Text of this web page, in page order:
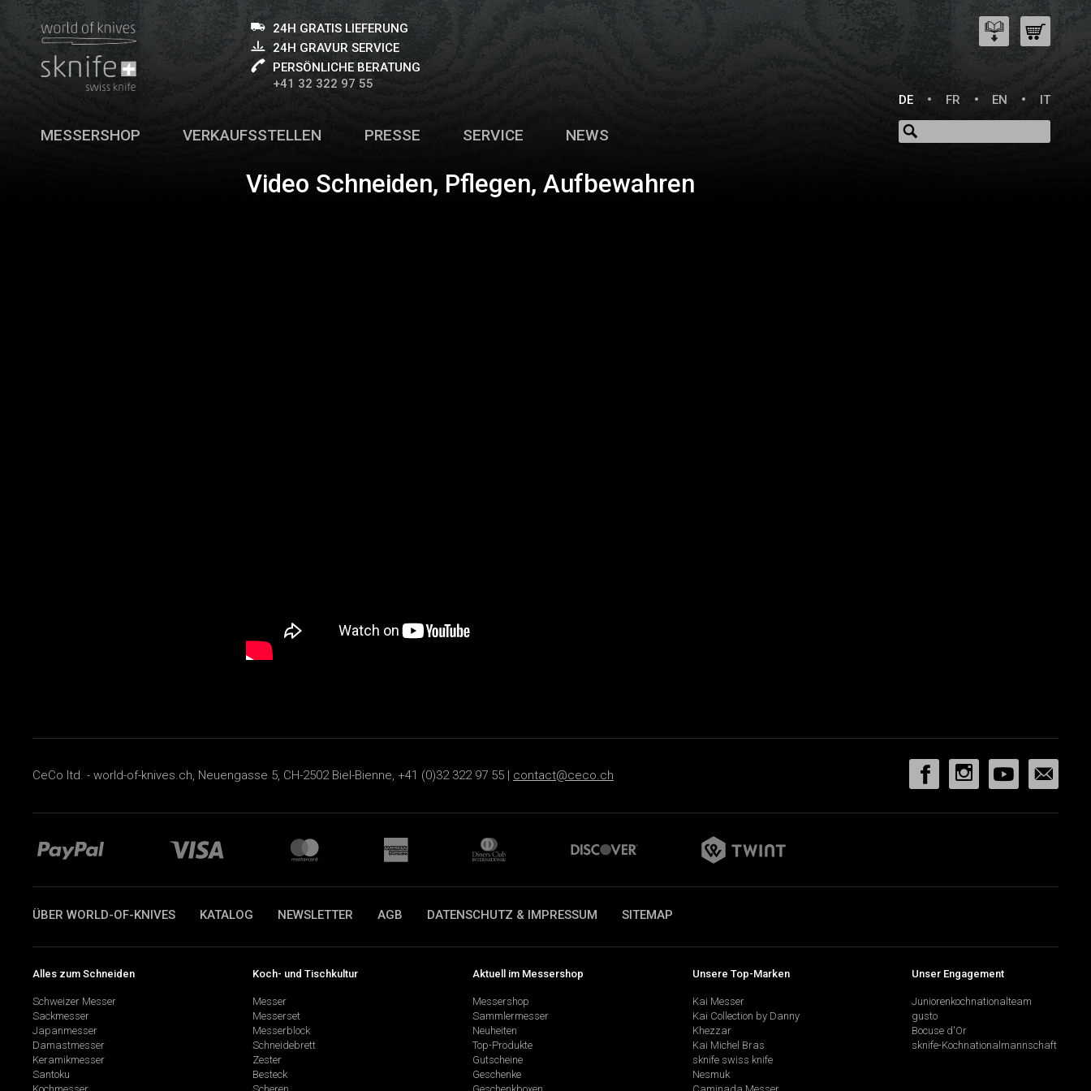
24H GRATIS LIEFERUNG
24H GRAVUR SERVICE
PERSÖNLICHE BERATUNG
+41 32 322 97 55
DE
FR EN IT
MESSERSHOP VERKAUFSSTELLEN PRESSE SERVICE NEWS
Video Schneiden, Pflegen, Aufbewahren
CeCo ltd. - world-of-knives.ch, Neuengasse 5, CH-2502 Biel-Bienne, +41 (0)32 322 97 55 | contact@ceco.ch
ÜBER WORLD-OF-KNIVES KATALOG NEWSLETTER AGB DATENSCHUTZ & IMPRESSUM SITEMAP
Alles zum Schneiden
Schweizer Messer
Sackmesser
Japanmesser
Damastmesser
Keramikmesser
Santoku
Koch- und Tischkultur
Messer
Messerset
Messerblock
Schneidebrett
Zester
Besteck
Aktuell im Messershop
Messershop
Sammlermesser
Neuheiten
Top-Produkte
Gutscheine
Geschenke
Unsere Top-Marken
Kai Messer
Kai Collection by Danny
Khezzar
Kai Michel Bras
sknife swiss knife
Nesmuk
Unser Engagement
Juniorenkochnationalteam
gusto
Bocuse d'Or
sknife-Kochnationalmannschaft